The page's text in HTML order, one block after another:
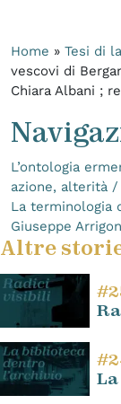
Home » Tesi di
vescovi di
Chiara Albani ;
L’ontologia
azione, alterità
La terminologia
Giuseppe
Altre